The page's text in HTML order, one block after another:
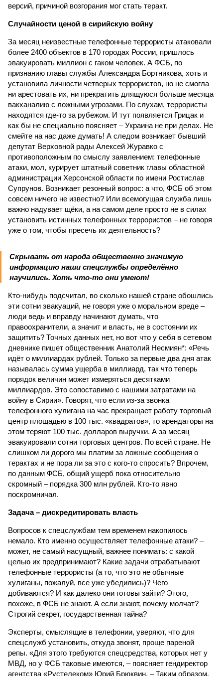
версий, причиной возгорания мог стать теракт.
Случайности ценой в сирийскую войну
За месяц неизвестные телефонные террористы атаковали
более 2400 объектов в 170 городах России, пришлось
эвакуировать миллион с гаком человек. А ФСБ, по
признанию главы службы Александра Бортникова, хоть и
установила личности четверых террористов, но не смогла
ни арестовать их, ни прекратить длящуюся больше месяца
вакханалию с ложными угрозами. По слухам, террористы
находятся где-то за рубежом. И тут появляется Грицак и
как бы не специально поясняет – Украина не при делах. Не
смейте на нас даже думать! А следом возникает бывший
депутат Верховной рады Алексей Журавко с
противоположным по смыслу заявлением: телефонные
атаки, мол, курирует штатный советник главы областной
администрации Херсонской области по имени Ростислав
Супрунов. Возникает резонный вопрос: а что, ФСБ об этом
совсем ничего не известно? Или всемогущая служба лишь
важно надувает щёки, а на самом деле просто не в силах
установить истинных телефонных террористов – не говоря
уже о том, чтобы пресечь их деятельность?
Скрывать от народа общественно значимую
информацию наши спецслужбы определённо
научились. Хоть что-то они умеют!
Кто-нибудь подсчитал, во сколько нашей стране обошлись
эти сотни эвакуаций, не говоря уже о моральном вреде –
люди ведь и вправду начинают думать, что
правоохранители, а значит и власть, не в состоянии их
защитить? Точных данных нет, но вот что у себя в сетевом
дневнике пишет общественник Анатолий Несмиян*: «Речь
идёт о миллиардах рублей. Только за первые два дня атак
называлась сумма ущерба в миллиард, так что теперь
порядок величин может измеряться десятками
миллиардов. Это сопоставимо с нашими затратами на
войну в Сирии». Говорят, что если из-за звонка
телефонного хулигана на час прекращает работу торговый
центр площадью в 100 тыс. «квадратов», то арендаторы на
этом теряют 100 тыс. долларов выручки. А за месяц
эвакуировали сотни торговых центров. По всей стране. Не
слишком ли дорого мы платим за ложные сообщения о
терактах и не пора ли за это с кого-то спросить? Впрочем,
по данным ФСБ, общий ущерб пока относительно
скромный – порядка 300 млн рублей. Кто-то явно
поскромничал.
Задача – дискредитировать власть
Вопросов к спецслужбам тем временем накопилось
немало. Кто именно осуществляет телефонные атаки? –
может, не самый насущный, важнее понимать: с какой
целью их предпринимают? Какие задачи отрабатывают
телефонные террористы (а то, что это не обычные
хулиганы, пожалуй, все уже убедились)? Чего
добиваются? И как далеко они готовы зайти? Этого,
похоже, в ФСБ не знают. А если знают, почему молчат?
Строгий секрет, государственная тайна?
Эксперты, смыслящие в телефонии, уверяют, что для
спецслужб установить, откуда звонят, проще пареной
репы. «Для этого требуются спецсредства, которых нет у
МВД, но у ФСБ таковые имеются, – поясняет гендиректор
агентства «Рустелеком» Юрий Брюквин. – Таким образом,